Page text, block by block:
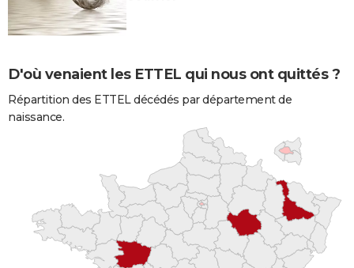
D'où venaient les ETTEL qui nous ont quittés ?
Répartition des ETTEL décédés par département de
naissance.